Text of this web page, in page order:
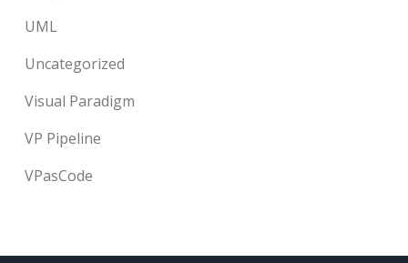
UML
Uncategorized
Visual Paradigm
VP Pipeline
VPasCode